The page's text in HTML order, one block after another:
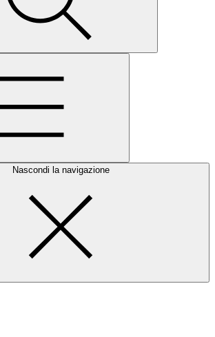
Nascondi la navigazione